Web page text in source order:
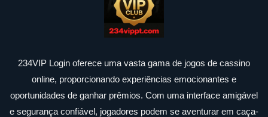
234VIP Login oferece uma vasta gama de jogos de cassino
online, proporcionando experiências emocionantes e
oportunidades de ganhar prêmios. Com uma interface amigável
e segurança confiável, jogadores podem se aventurar em caça-